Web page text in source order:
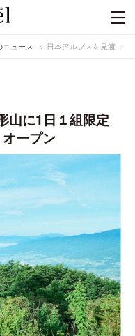
ュース 日本アルプスを見渡す陣馬形山に1日１組限定宿泊施設「KINO陣馬形山」オープン
山に1日１組限定
ープン